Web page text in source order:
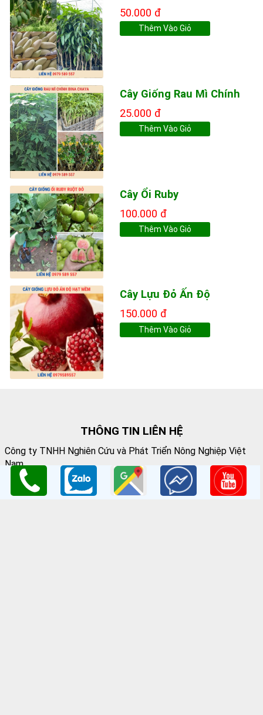
50.000 đ
Thêm Vào Giỏ
Cây Giống Rau Mì Chính
25.000 đ
Thêm Vào Giỏ
Cây Ổi Ruby
100.000 đ
Thêm Vào Giỏ
Cây Lựu Đỏ Ấn Độ
150.000 đ
Thêm Vào Giỏ
THÔNG TIN LIÊN HỆ
Công ty TNHH Nghiên Cứu và Phát Triển Nông Nghiệp Việt
Nam
GPKD:Số GCNĐKDN: 0108045662
Cơ sở 1: Vườn Ươm Nông Nghiệp Việt